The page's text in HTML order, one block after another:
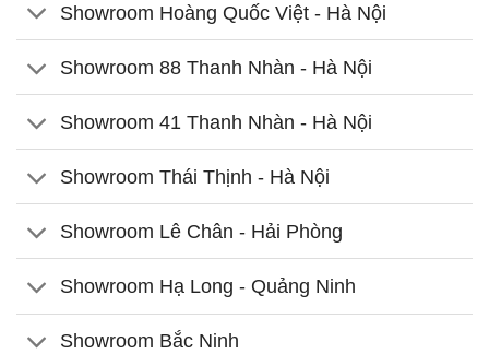
Showroom Hoàng Quốc Việt - Hà Nội
Showroom 88 Thanh Nhàn - Hà Nội
Showroom 41 Thanh Nhàn - Hà Nội
Showroom Thái Thịnh - Hà Nội
Showroom Lê Chân - Hải Phòng
Showroom Hạ Long - Quảng Ninh
Showroom Bắc Ninh